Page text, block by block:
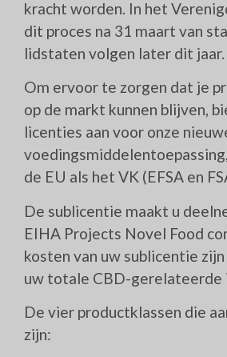
kracht worden. In het
dit proces na 31 maart van
lidstaten volgen later dit jaar.
Om ervoor te zorgen dat je
op de markt kunnen blijven,
licenties aan voor onze
de EU als het VK (EFSA en
De sublicentie maakt u
EIHA Projects Novel Food
kosten van uw sublicentie
uw totale CBD-gerelateerde
De vier productklassen die
zijn: